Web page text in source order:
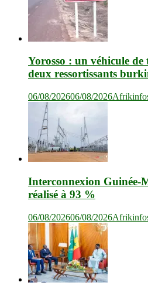
Yorosso : un véhicule
deux ressortissants
06/08/202606/08/2026
Interconnexion Guinée-
réalisé à 93 %
06/08/202606/08/2026